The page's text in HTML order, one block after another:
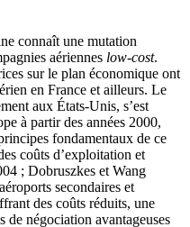
connaît une mutation
aériennes low-cost.
sur le plan économique ont
en France et ailleurs. Le
aux États-Unis, s’est
à partir des années 2000,
fondamentaux de ce
coûts d’exploitation et
; Dobruszkes et Wang
secondaires et
des coûts réduits, une
de négociation avantageuses